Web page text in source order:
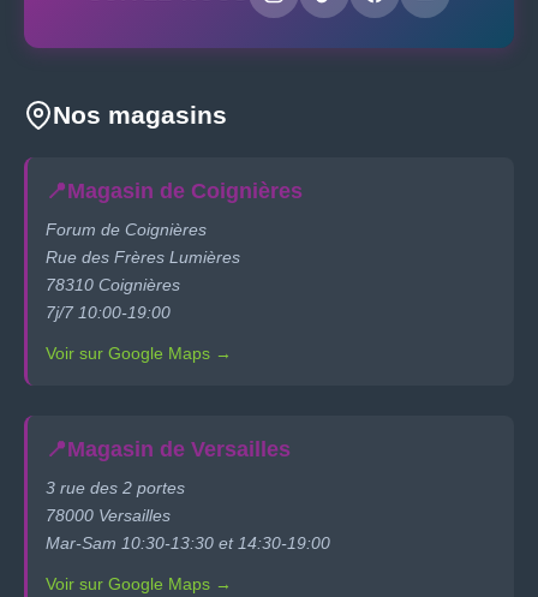
Nos magasins
📍Magasin de Coignières
Forum de Coignières
Rue des Frères Lumières
78310 Coignières
7j/7 10:00-19:00
Voir sur Google Maps →
📍Magasin de Versailles
3 rue des 2 portes
78000 Versailles
Mar-Sam 10:30-13:30 et 14:30-19:00
Voir sur Google Maps →